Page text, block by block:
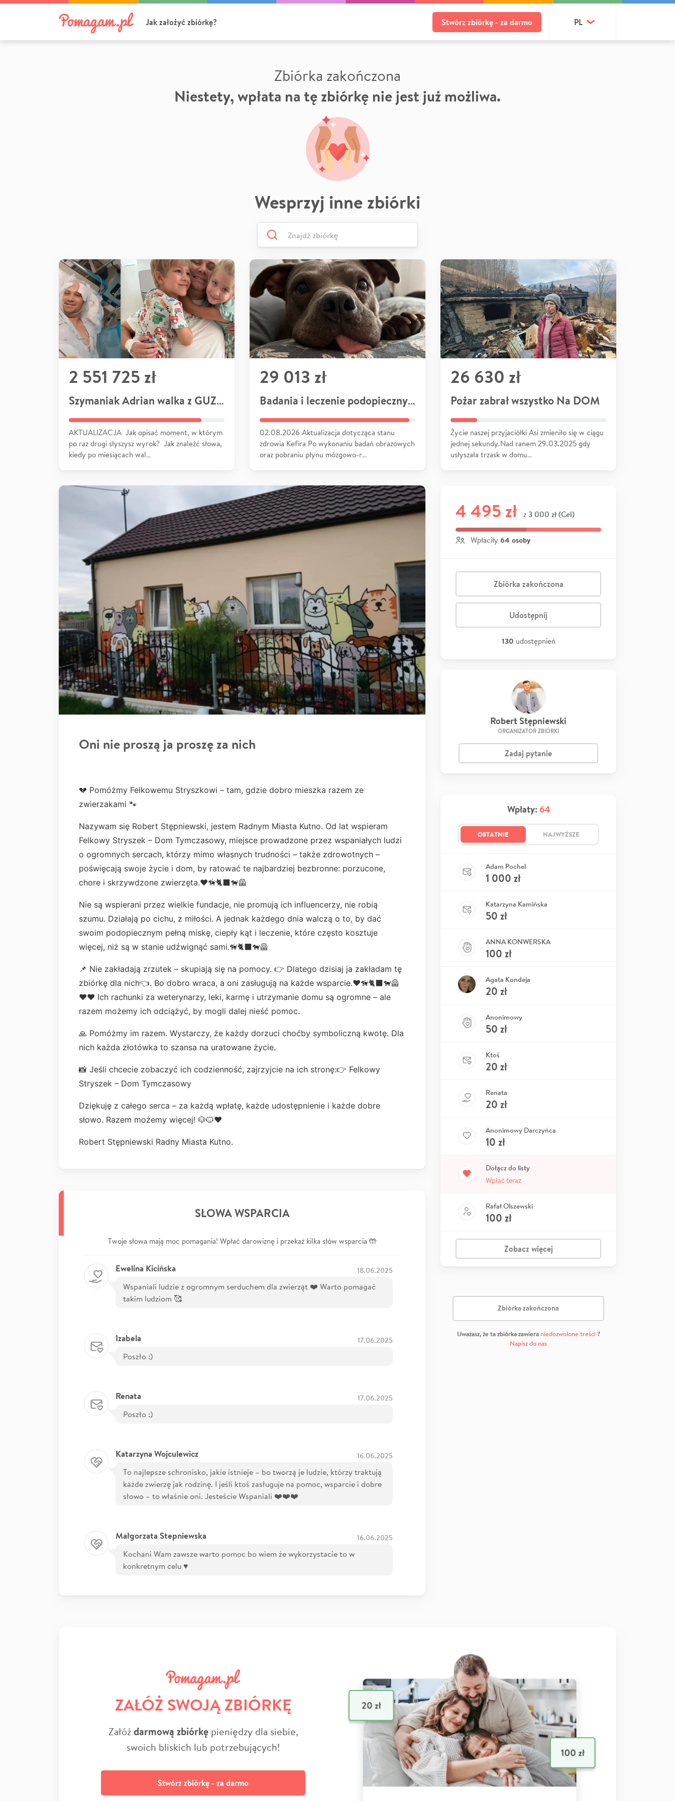
Jak założyć zbiórkę? Stwórz zbiórkę - za darmo PL
Zbiórka zakończona
Niestety, wpłata na tę zbiórkę nie jest już możliwa.
Wesprzyj inne zbiórki
2 551 725 zł
Szymaniak Adrian walka z GUZEM
AKTUALIZACJA Jak opisać moment, w którym
po raz drugi słyszysz wyrok? Jak znaleźć słowa,
kiedy po miesiącach wal…
29 013 zł
Badania i leczenie podopiecznych
02.08.2026 Aktualizacja dotycząca stanu
zdrowia Kefira Po wykonaniu badań obrazowych
oraz pobraniu płynu mózgowo-r…
26 630 zł
Pożar zabrał wszystko Na DOM
Życie naszej przyjaciółki Asi zmieniło się w ciągu
jednej sekundy.Nad ranem 29.03.2025 gdy
usłyszała trzask w domu…
Oni nie proszą ja proszę za nich
💔 Pomóżmy Felkowemu Stryszkowi – tam, gdzie dobro mieszka razem ze
zwierzakami 🐾
Nazywam się Robert Stępniewski, jestem Radnym Miasta Kutno. Od lat wspieram
Felkowy Stryszek – Dom Tymczasowy, miejsce prowadzone przez wspaniałych ludzi
o ogromnych sercach, którzy mimo własnych trudności – także zdrowotnych –
poświęcają swoje życie i dom, by ratować te najbardziej bezbronne: porzucone,
chore i skrzywdzone zwierzęta.♥️🦮🐈‍⬛🐕‍🦺
Nie są wspierani przez wielkie fundacje, nie promują ich influencerzy, nie robią
szumu. Działają po cichu, z miłości. A jednak każdego dnia walczą o to, by dać
swoim podopiecznym pełną miskę, ciepły kąt i leczenie, które często kosztuje
więcej, niż są w stanie udźwignąć sami.🦮🐈‍⬛🐕‍🦺
📌 Nie zakładają zrzutek – skupiają się na pomocy. 👉 Dlatego dzisiaj ja zakładam tę
zbiórkę dla nich👈. Bo dobro wraca, a oni zasługują na każde wsparcie.♥️🦮🐈‍⬛🐕‍🦺
♥️♥️ Ich rachunki za weterynarzy, leki, karmę i utrzymanie domu są ogromne – ale
razem możemy ich odciążyć, by mogli dalej nieść pomoc.
🙏 Pomóżmy im razem. Wystarczy, że każdy dorzuci choćby symboliczną kwotę. Dla
nich każda złotówka to szansa na uratowane życie.
📸 Jeśli chcecie zobaczyć ich codzienność, zajrzyjcie na ich stronę:👉 Felkowy
Stryszek – Dom Tymczasowy
Dziękuję z całego serca – za każdą wpłatę, każde udostępnienie i każde dobre
słowo. Razem możemy więcej! 🐶🐱❤️
Robert Stępniewski Radny Miasta Kutno.
SŁOWA WSPARCIA
Twoje słowa mają moc pomagania! Wpłać darowiznę i przekaż kilka słów wsparcia 🤲
Ewelina Kicińska 18.06.2025
Wspaniali ludzie z ogromnym serduchem dla zwierząt ❤️ Warto pomagać
takim ludziom 🥰
Izabela 17.06.2025
Poszło :)
Renata 17.06.2025
Poszło :)
Katarzyna Wojculewicz 16.06.2025
To najlepsze schronisko, jakie istnieje – bo tworzą je ludzie, którzy traktują
każde zwierzę jak rodzinę. I jeśli ktoś zasługuje na pomoc, wsparcie i dobre
słowo – to właśnie oni. Jesteście Wspaniali ❤️❤️❤️
Małgorzata Stepniewska 16.06.2025
Kochani Wam zawsze warto pomoc bo wiem że wykorzystacie to w
konkretnym celu ♥️
4 495 zł z 3 000 zł (Cel)
Wpłaciły 64 osoby
Zbiórka zakończona
Udostępnij
130 udostępnień
Robert Stępniewski
ORGANIZATOR ZBIÓRKI
Zadaj pytanie
Wpłaty: 64
OSTATNIE NAJWYŻSZE
Adam Pochel
1 000 zł
Katarzyna Kamińska
50 zł
ANNA KONWERSKA
100 zł
Agata Kondeja
20 zł
Anonimowy
50 zł
Ktoś
20 zł
Renata
20 zł
Anonimowy Darczyńca
10 zł
Dołącz do listy
Wpłać teraz
Rafał Olszewski
100 zł
Zobacz więcej
Zbiórka zakończona
Uważasz, że ta zbiórka zawiera niedozwolone treści?
Napisz do nas
ZAŁÓŻ SWOJĄ ZBIÓRKĘ
Załóżdarmową zbiórkępieniędzy dla siebie,
swoich bliskich lub potrzebujących!
Stwórz zbiórkę - za darmo